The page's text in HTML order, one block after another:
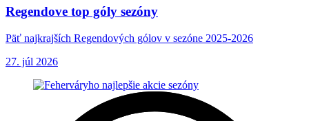
Regendove top góly sezóny
Päť najkrajších Regendových gólov v sezóne 2025-2026
27. júl 2026